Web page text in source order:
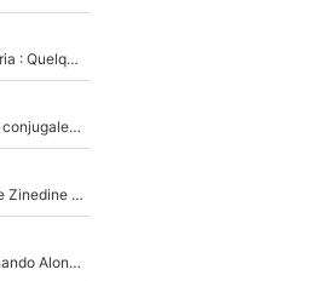
Medhi Benatia s'est «senti trahi» par Pablo Longoria : Quelques semaines après son départ, l'ancien directeur de football de l'OM règle ses comptes
Des terrains de Ligue 1 au tribunal pour violences conjugales : Un arbitre français encourt une peine de 18 mois de prison !
Equipe de France : 10 jours après la nomination de Zinedine Zidane, c'est au tour de son fils de prendre un nouveau départ !
Max Verstappen, Lewis Hamilton… et bientôt Fernando Alonso ? Le classement des pilotes les mieux payés en Formule 1 risque de changer !